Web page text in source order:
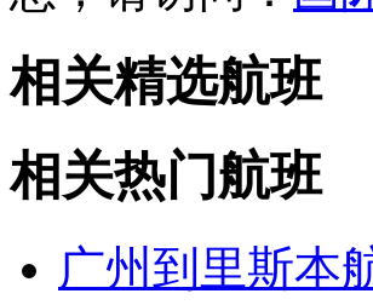
相关精选航班
相关热门航班
广州到里斯本